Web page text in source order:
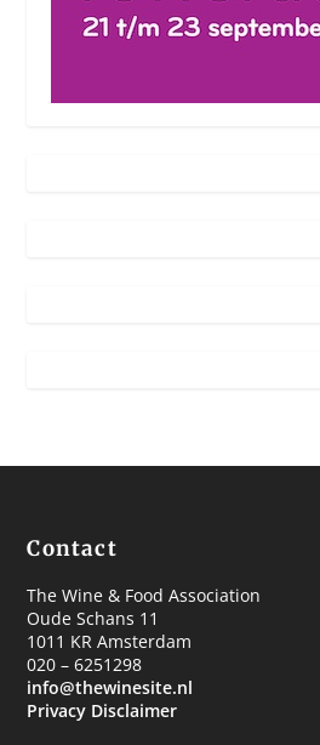
Contact
The Wine & Food Association
Oude Schans 11
1011 KR Amsterdam
020 – 6251298
info@thewinesite.nl
Privacy Disclaimer